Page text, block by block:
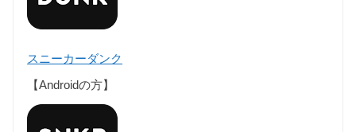
スニーカーダンク
【Androidの方】